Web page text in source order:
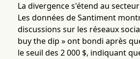
La divergence s'étend au
Les données de Santiment
discussions sur les réseaux
buy the dip » ont bondi après
le seuil des 2 000 $, indiquant